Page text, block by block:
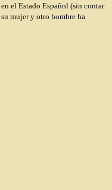
el Estado Español (sin contar
mujer y otro hombre ha